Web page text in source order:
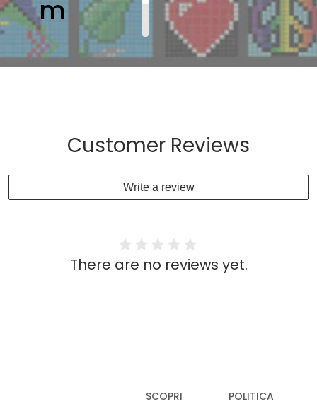
m
Customer Reviews
Write a review
There are no reviews yet.
SCOPRI POLITICA